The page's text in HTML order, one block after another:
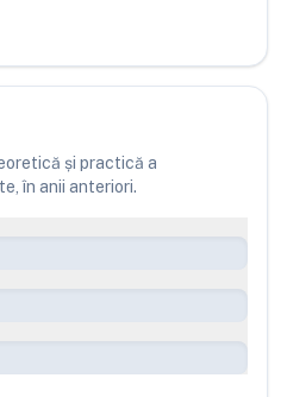
și practică a
în anii anteriori.